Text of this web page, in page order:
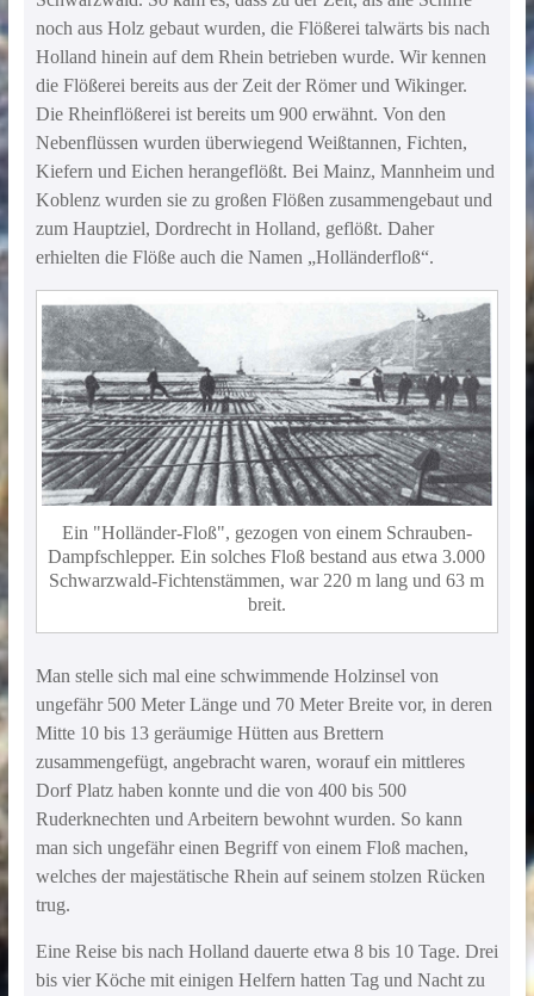
noch aus Holz gebaut wurden, die Flößerei talwärts bis nach
Holland hinein auf dem Rhein betrieben wurde. Wir kennen
die Flößerei bereits aus der Zeit der Römer und Wikinger.
Die Rheinflößerei ist bereits um 900 erwähnt. Von den
Nebenflüssen wurden überwiegend Weißtannen, Fichten,
Kiefern und Eichen herangeflößt. Bei Mainz, Mannheim und
Koblenz wurden sie zu großen Flößen zusammengebaut und
zum Hauptziel, Dordrecht in Holland, geflößt. Daher
erhielten die Flöße auch die Namen „Holländerfloß“.
Ein "Holländer-Floß", gezogen von einem Schrauben-
Dampfschlepper. Ein solches Floß bestand aus etwa 3.000
Schwarzwald-Fichtenstämmen, war 220 m lang und 63 m
breit.
Man stelle sich mal eine schwimmende Holzinsel von
ungefähr 500 Meter Länge und 70 Meter Breite vor, in deren
Mitte 10 bis 13 geräumige Hütten aus Brettern
zusammengefügt, angebracht waren, worauf ein mittleres
Dorf Platz haben konnte und die von 400 bis 500
Ruderknechten und Arbeitern bewohnt wurden. So kann
man sich ungefähr einen Begriff von einem Floß machen,
welches der majestätische Rhein auf seinem stolzen Rücken
trug.
Eine Reise bis nach Holland dauerte etwa 8 bis 10 Tage. Drei
bis vier Köche mit einigen Helfern hatten Tag und Nacht zu